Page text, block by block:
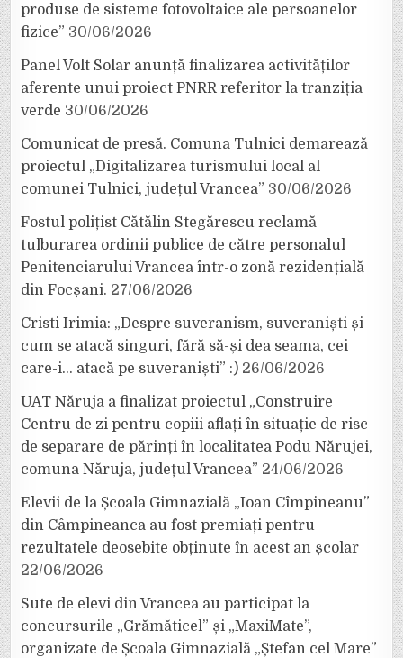
produse de sisteme fotovoltaice ale persoanelor
fizice” 30/06/2026
Panel Volt Solar anunță finalizarea activităților
aferente unui proiect PNRR referitor la tranziția
verde 30/06/2026
Comunicat de presă. Comuna Tulnici demarează
proiectul „Digitalizarea turismului local al
comunei Tulnici, județul Vrancea” 30/06/2026
Fostul polițist Cătălin Stegărescu reclamă
tulburarea ordinii publice de către personalul
Penitenciarului Vrancea într-o zonă rezidențială
din Focșani. 27/06/2026
Cristi Irimia: „Despre suveranism, suveraniști și
cum se atacă singuri, fără să-și dea seama, cei
care-i… atacă pe suveraniști” :) 26/06/2026
UAT Năruja a finalizat proiectul „Construire
Centru de zi pentru copiii aflați în situație de risc
de separare de părinți în localitatea Podu Nărujei,
comuna Năruja, județul Vrancea” 24/06/2026
Elevii de la Școala Gimnazială „Ioan Cîmpineanu”
din Câmpineanca au fost premiați pentru
rezultatele deosebite obținute în acest an școlar
22/06/2026
Sute de elevi din Vrancea au participat la
concursurile „Grămăticel” și „MaxiMate”,
organizate de Școala Gimnazială „Ștefan cel Mare”